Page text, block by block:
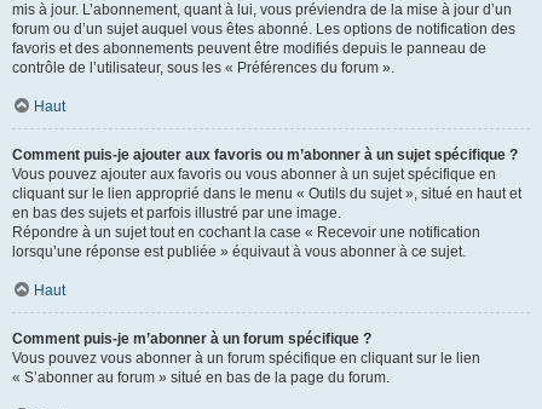
mis à jour. L’abonnement, quant à lui, vous préviendra de la mise à jour d’un
forum ou d’un sujet auquel vous êtes abonné. Les options de notification des
favoris et des abonnements peuvent être modifiés depuis le panneau de
contrôle de l’utilisateur, sous les « Préférences du forum ».
Haut
Comment puis-je ajouter aux favoris ou m’abonner à un sujet spécifique ?
Vous pouvez ajouter aux favoris ou vous abonner à un sujet spécifique en
cliquant sur le lien approprié dans le menu « Outils du sujet », situé en haut et
en bas des sujets et parfois illustré par une image.
Répondre à un sujet tout en cochant la case « Recevoir une notification
lorsqu’une réponse est publiée » équivaut à vous abonner à ce sujet.
Haut
Comment puis-je m’abonner à un forum spécifique ?
Vous pouvez vous abonner à un forum spécifique en cliquant sur le lien
« S’abonner au forum » situé en bas de la page du forum.